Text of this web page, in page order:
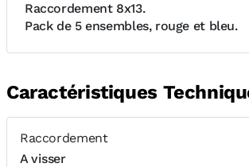
Raccordement 8x13.
Pack de 5 ensembles, rouge et bleu.
Caractéristiques
Raccordement
A visser